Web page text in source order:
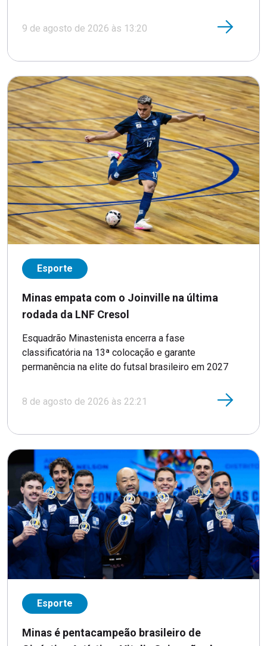
9 de agosto de 2026 às 13:20
Esporte
Minas empata com o Joinville na última
rodada da LNF Cresol
Esquadrão Minastenista encerra a fase
classificatória na 13ª colocação e garante
permanência na elite do futsal brasileiro em 2027
8 de agosto de 2026 às 22:21
Esporte
Minas é pentacampeão brasileiro de